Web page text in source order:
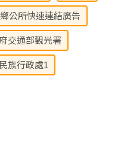
公所快速連結廣告
交通部觀光署
族行政處1